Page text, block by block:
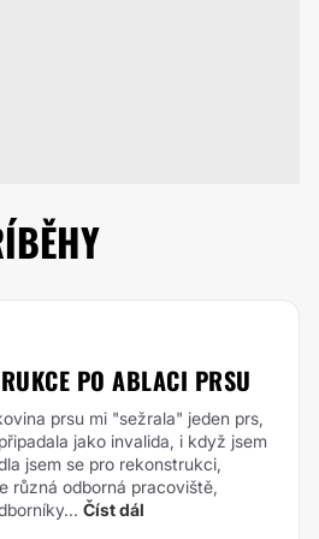
PO ABLACI PRSU
prsu mi "sežrala" jeden prs,
jako invalida, i když jsem
jsem se pro rekonstrukci,
různá odborná pracoviště,
Číst dál